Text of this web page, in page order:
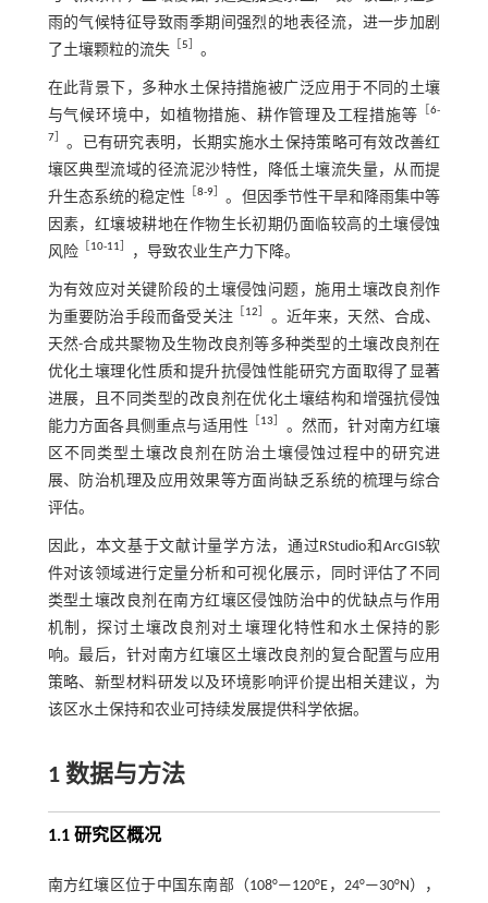
雨的气候特征导致雨季期间强烈的地表径流，进一步加剧
了土壤颗粒的流失 ［5］ 。
在此背景下，多种水土保持措施被广泛应用于不同的土壤
与气候环境中，如植物措施、耕作管理及工程措施等 ［6-
7］ 。已有研究表明，长期实施水土保持策略可有效改善红
壤区典型流域的径流泥沙特性，降低土壤流失量，从而提
升生态系统的稳定性
［8-9］ 。但因季节性干旱和降雨集中等
因素，红壤坡耕地在作物生长初期仍面临较高的土壤侵蚀
风险［10-11］ ，导致农业生产力下降。
为有效应对关键阶段的土壤侵蚀问题，施用土壤改良剂作
为重要防治手段而备受关注［12］ 。近年来，天然、合成、
天然-合成共聚物及生物改良剂等多种类型的土壤改良剂在
优化土壤理化性质和提升抗侵蚀性能研究方面取得了显著
进展，且不同类型的改良剂在优化土壤结构和增强抗侵蚀
能力方面各具侧重点与适用性 ［13］ 。然而，针对南方红壤
区不同类型土壤改良剂在防治土壤侵蚀过程中的研究进
展、防治机理及应用效果等方面尚缺乏系统的梳理与综合
评估。
因此，本文基于文献计量学方法，通过RStudio和ArcGIS软
件对该领域进行定量分析和可视化展示，同时评估了不同
类型土壤改良剂在南方红壤区侵蚀防治中的优缺点与作用
机制，探讨土壤改良剂对土壤理化特性和水土保持的影
响。最后，针对南方红壤区土壤改良剂的复合配置与应用
策略、新型材料研发以及环境影响评价提出相关建议，为
该区水土保持和农业可持续发展提供科学依据。
1 数据与方法
1.1 研究区概况
南方红壤区位于中国东南部（108°—120°E，24°—30°N），